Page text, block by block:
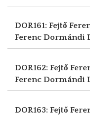
DOR161: Fejtő
Ferenc Dormándi
DOR162: Fejtő
Ferenc Dormándi
DOR163: Fejtő